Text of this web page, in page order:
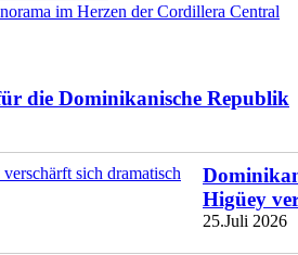
im Herzen der Cordillera Central
die Dominikanische Republik
Higüey
25.Juli 2026